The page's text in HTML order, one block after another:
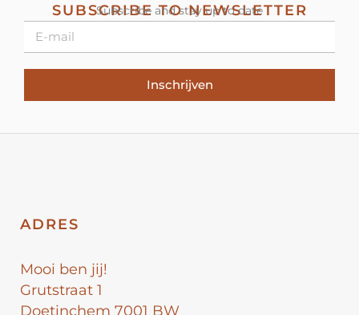
SUBSCRIBE TO NEWSLETTER
Subscribe and stay up to date
Inschrijven
ADRES
Mooi ben jij!
Grutstraat 1
Doetinchem 7001 BW